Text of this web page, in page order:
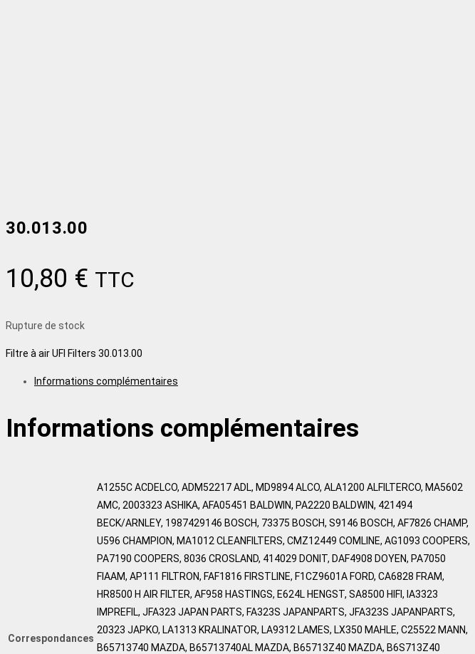
30.013.00
10,80 € TTC
Rupture de stock
Filtre à air UFI Filters 30.013.00
Informations complémentaires
Informations complémentaires
Correspondances
A1255C ACDELCO, ADM52217 ADL, MD9894 ALCO, ALA1200 ALFILTERCO, MA5602
AMC, 2003323 ASHIKA, AFA05451 BALDWIN, PA2220 BALDWIN, 421494
BECK/ARNLEY, 1987429146 BOSCH, 73375 BOSCH, S9146 BOSCH, AF7826 CHAMP,
U596 CHAMPION, MA1012 CLEANFILTERS, CMZ12449 COMLINE, AG1093 COOPERS,
PA7190 COOPERS, 8036 CROSLAND, 414029 DONIT, DAF4908 DOYEN, PA7050
FIAAM, AP111 FILTRON, FAF1816 FIRSTLINE, F1CZ9601A FORD, CA6828 FRAM,
HR8500 H AIR FILTER, AF958 HASTINGS, E624L HENGST, SA8500 HIFI, IA3323
IMPREFIL, JFA323 JAPAN PARTS, FA323S JAPANPARTS, JFA323S JAPANPARTS,
20323 JAPKO, LA1313 KRALINATOR, LA9312 LAMES, LX350 MAHLE, C25522 MANN,
B65713740 MAZDA, B65713740AL MAZDA, B65713Z40 MAZDA, B6S713Z40